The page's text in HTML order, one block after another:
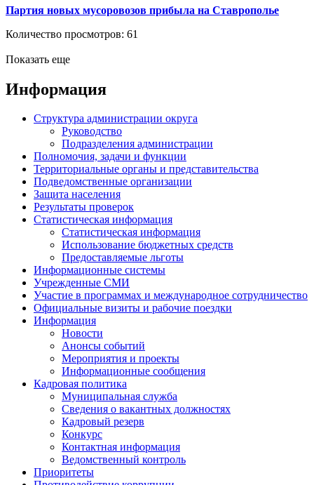
Партия новых мусоровозов прибыла на Ставрополье
Количество просмотров: 61
Показать еще
Информация
Структура администрации округа
Руководство
Подразделения администрации
Полномочия, задачи и функции
Территориальные органы и представительства
Подведомственные организации
Защита населения
Результаты проверок
Статистическая информация
Статистическая информация
Использование бюджетных средств
Предоставляемые льготы
Информационные системы
Учрежденные СМИ
Участие в программах и международное сотрудничество
Официальные визиты и рабочие поездки
Информация
Новости
Анонсы событий
Мероприятия и проекты
Информационные сообщения
Кадровая политика
Муниципальная служба
Сведения о вакантных должностях
Кадровый резерв
Конкурс
Контактная информация
Ведомственный контроль
Приоритеты